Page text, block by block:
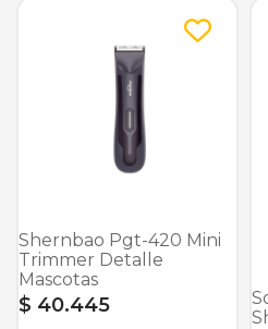
Shernbao Pgt-420 Mini
Trimmer Detalle
Mascotas
$ 40.445